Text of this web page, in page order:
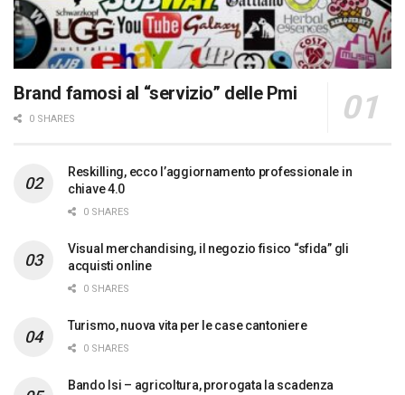
Brand famosi al “servizio” delle Pmi
0 SHARES
Reskilling, ecco l’aggiornamento professionale in
chiave 4.0
0 SHARES
Visual merchandising, il negozio fisico “sfida” gli
acquisti online
0 SHARES
Turismo, nuova vita per le case cantoniere
0 SHARES
Bando Isi – agricoltura, prorogata la scadenza